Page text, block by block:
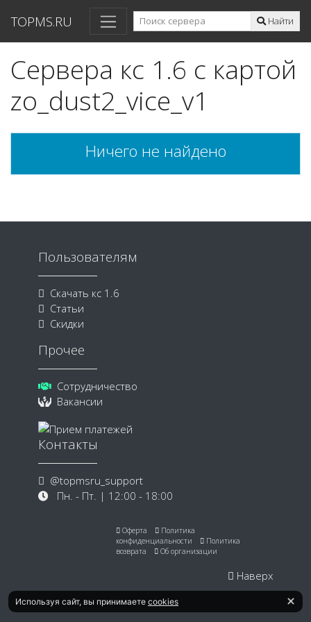
TOPMS.RU Найти
Сервера кс 1.6 с картой
zo_dust2_vice_v1
Ничего не найдено
Пользователям
Скачать кс 1.6
Статьи
Скидки
Прочее
Сотрудничество
Вакансии
Контакты
@topmsru_support
Пн. - Пт. | 12:00 - 18:00
Оферта
Политика
конфиденциальности
Политика
возврата
Об организации
Наверх
Используя сайт, вы принимаете cookies